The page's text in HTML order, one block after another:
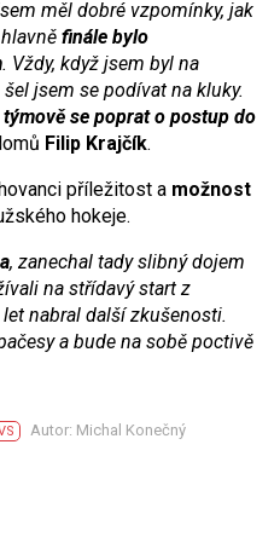
měl dobré vzpomínky, jak
finále bylo
. Vždy, když jsem byl na
jsem se podívat na kluky.
týmově se poprat o postup do
Filip Krajčík.
příležitost a možnost
hokeje.
, zanechal tady slibný dojem
na střídavý start z
nabral další zkušenosti.
a bude na sobě poctivě
Autor: Michal Konečný